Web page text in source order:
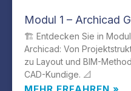
Modul 1 – Archicad
🏗️ Entdecken Sie in
Archicad: Von
zu Layout und BIM-
CAD-Kundige. 📐